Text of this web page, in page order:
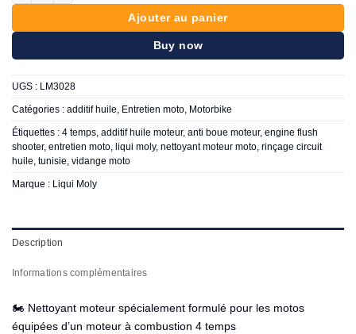
Ajouter au panier
Buy now
UGS : LM3028
Catégories : additif huile Entretien moto Motorbike
Étiquettes : 4 temps additif huile moteur, anti boue moteur, engine flush
shooter, entretien moto liqui moly, nettoyant moteur moto rinçage circuit
huile tunisie vidange moto
Marque : Liqui Moly
Description
Informations complémentaires
🏍️ Nettoyant moteur spécialement formulé pour les motos
équipées d’un moteur à combustion 4 temps